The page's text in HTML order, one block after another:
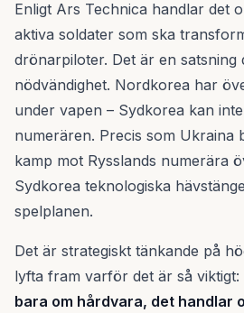
Enligt Ars Technica handlar det
aktiva soldater som ska
drönarpiloter. Det är en satsning
nödvändighet. Nordkorea har
under vapen – Sydkorea kan
numerären. Precis som Ukraina
kamp mot Rysslands numerära
Sydkorea teknologiska
spelplanen.
Det är strategiskt tänkande på
lyfta fram varför det är så viktigt:
bara om hårdvara, det handlar